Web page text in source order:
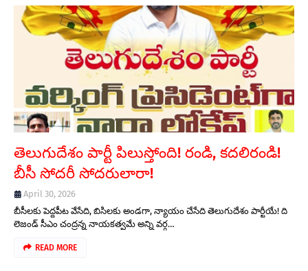
తెలుగుదేశం పార్టీ పిలుస్తోంది! రండి, కదలిరండి!
బీసీ సోదరీ సోదరులారా!
April 30, 2026
బీసీలకు పెద్దపీట వేసేది, బిసిలకు అండగా, న్యాయం చేసేది తెలుగుదేశం పార్టీయే! ది
లెజండ్ సీఎం చంద్రన్న నాయకత్వమే అన్ని వర్గ…
READ MORE